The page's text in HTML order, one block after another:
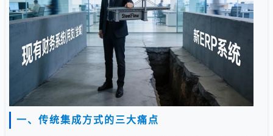
一、传统集成方式的三大痛点